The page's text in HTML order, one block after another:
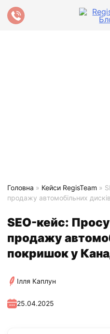
Головна » Кейси RegisTeam »
продажу автомобільних
SEO-кейс:
продажу
покришок у
Ілля Каплун
25.04.2025